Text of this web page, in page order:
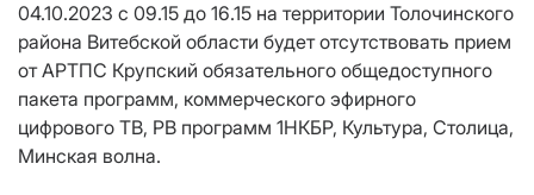
04.10.2023 с 09.15 до 16.15 на территории Толочинского
района Витебской области будет отсутствовать прием
от АРТПС Крупский обязательного общедоступного
пакета программ, коммерческого эфирного
цифрового ТВ, РВ программ 1НКБР, Культура, Столица,
Минская волна.